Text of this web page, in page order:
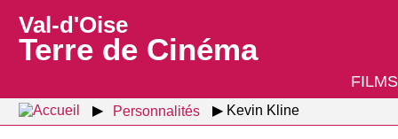
Val-d'Oise
Terre de Cinéma
FILMS
Personnalités Kevin Kline